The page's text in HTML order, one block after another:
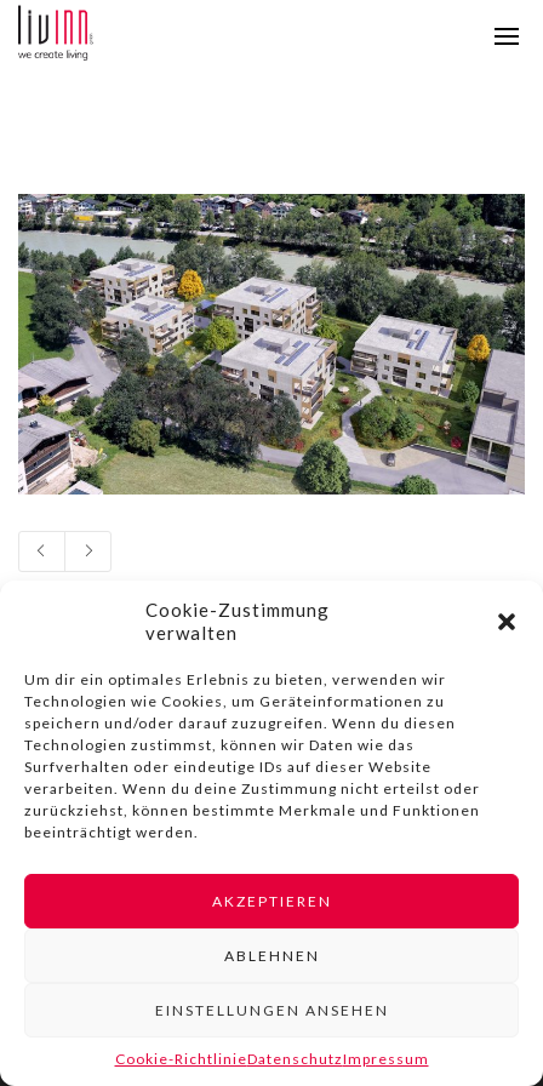
Cookie-Zustimmung
verwalten
Um dir ein optimales Erlebnis zu bieten, verwenden wir
Technologien wie Cookies, um Geräteinformationen zu
speichern und/oder darauf zuzugreifen. Wenn du diesen
Technologien zustimmst, können wir Daten wie das
Surfverhalten oder eindeutige IDs auf dieser Website
verarbeiten. Wenn du deine Zustimmung nicht erteilst oder
zurückziehst, können bestimmte Merkmale und Funktionen
beeinträchtigt werden.
AKZEPTIEREN
ABLEHNEN
EINSTELLUNGEN ANSEHEN
Cookie-RichtlinieDatenschutzImpressum
© COPYRIGHT BY LIVINN | IMPRESSUM|DATENSCHUTZ
NUTZUNGSBEDINGUNGEN